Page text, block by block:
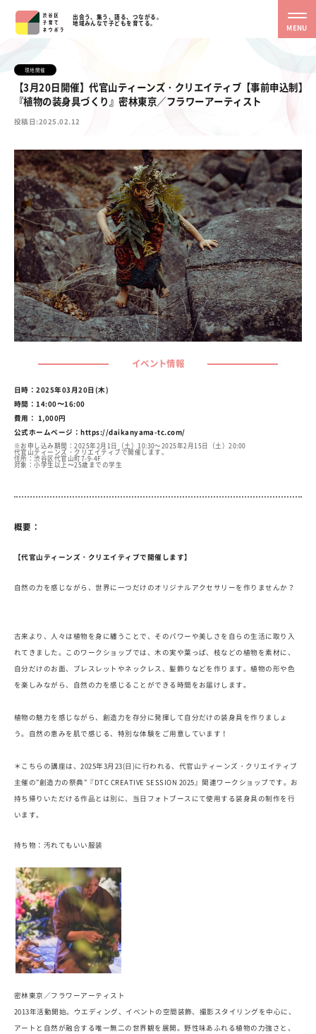
出会う、集う、語る、つながる。
地域みんなで子どもを育てる。
MENU
現地開催
【3月20日開催】代官山ティーンズ・クリエイティブ【事前申込制】
『植物の装身具づくり』密林東京／フラワーアーティスト
投稿日:2025.02.12
イベント情報
日時：2025年03月20日(木)
時間：14:00〜16:00
費用： 1,000円
公式ホームページ：https://daikanyama-tc.com/
※お申し込み期間：2025年2月1日（土）10:30～2025年2月15日（土）20:00
代官山ティーンズ・クリエイティブで開催します。
住所：渋谷区代官山町7-9-4F
対象：小学生以上〜25歳までの学生
概要：
【代官山ティーンズ・クリエイティブで開催します】
自然の力を感じながら、世界に一つだけのオリジナルアクセサリーを作りませんか？
古来より、人々は植物を身に纏うことで、そのパワーや美しさを自らの生活に取り入
れてきました。このワークショップでは、木の実や葉っぱ、枝などの植物を素材に、
自分だけのお面、ブレスレットやネックレス、髪飾りなどを作ります。植物の形や色
を楽しみながら、自然の力を感じることができる時間をお届けします。
植物の魅力を感じながら、創造力を存分に発揮して自分だけの装身具を作りましょ
う。自然の恵みを肌で感じる、特別な体験をご用意しています！
＊こちらの講座は、2025年3月23(日)に行われる、代官山ティーンズ・クリエイティブ
主催の”創造力の祭典”『DTC CREATIVE SESSION 2025』関連ワークショップです。お
持ち帰りいただける作品とは別に、当日フォトブースにて使用する装身具の制作を行
います。
持ち物：汚れてもいい服装
密林東京／フラワーアーティスト
2013年活動開始。ウエディング、イベントの空間装飾、撮影スタイリングを中心に、
アートと自然が融合する唯一無二の世界観を展開。野性味あふれる植物の力強さと、